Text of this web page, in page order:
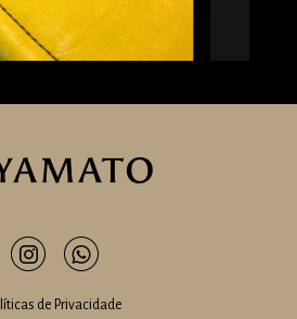
de Privacidade